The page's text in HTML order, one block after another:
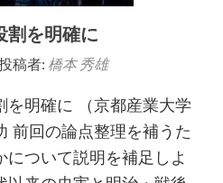
割を明確に
稿者: 橋本 秀雄
を明確に （京都産業大学
回の論点整理を補うた
ついて説明を補足しよ